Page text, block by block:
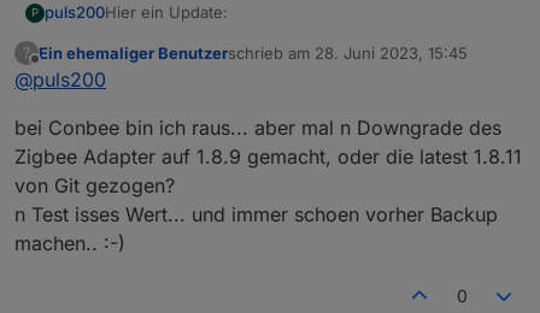
P puls200Hier ein Update:
Ich habe alle 4x irgendwie pairen können, aber wie
Pairen (vor ca. 6h) auf dem Schreibtisch, daher kann
die Feuchtigkeit keine 100% betragen.
Hat jemand einen Rat?
Gruss
?
Offline
Ein ehemaliger Benutzerschrieb am 28. Juni 2023, 15:45
zuletzt editiert von
@puls200
bei Conbee bin ich raus... aber mal n Downgrade des
Zigbee Adapter auf 1.8.9 gemacht, oder die latest 1.8.11
von Git gezogen?
n Test isses Wert... und immer schoen vorher Backup
machen.. :-)
0